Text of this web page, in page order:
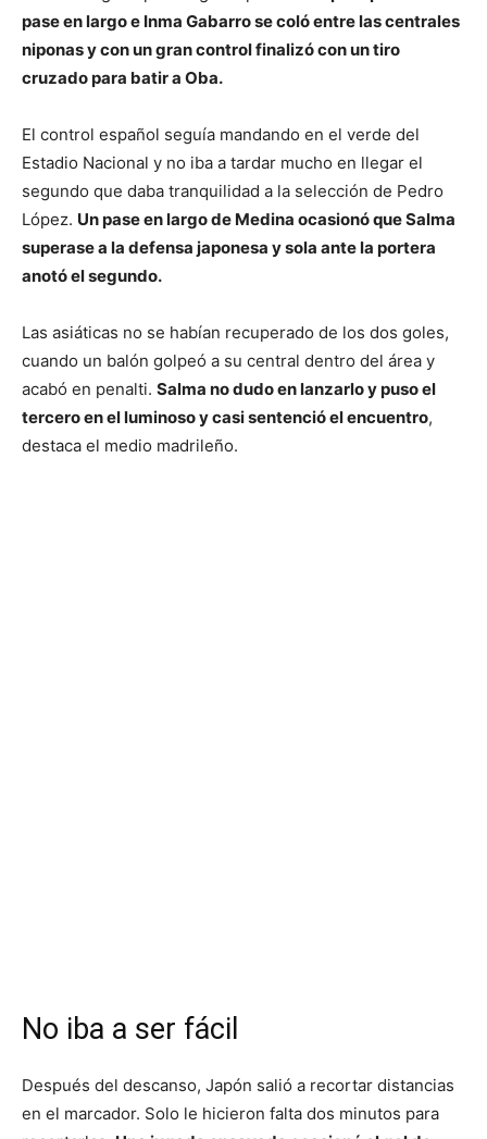
pase en largo e Inma Gabarro se coló entre las centrales
niponas y con un gran control finalizó con un tiro
cruzado para batir a Oba.
El control español seguía mandando en el verde del
Estadio Nacional y no iba a tardar mucho en llegar el
segundo que daba tranquilidad a la selección de Pedro
López. Un pase en largo de Medina ocasionó que Salma
superase a la defensa japonesa y sola ante la portera
anotó el segundo.
Las asiáticas no se habían recuperado de los dos goles,
cuando un balón golpeó a su central dentro del área y
acabó en penalti. Salma no dudo en lanzarlo y puso el
tercero en el luminoso y casi sentenció el encuentro,
destaca el medio madrileño.
No iba a ser fácil
Después del descanso, Japón salió a recortar distancias
en el marcador. Solo le hicieron falta dos minutos para